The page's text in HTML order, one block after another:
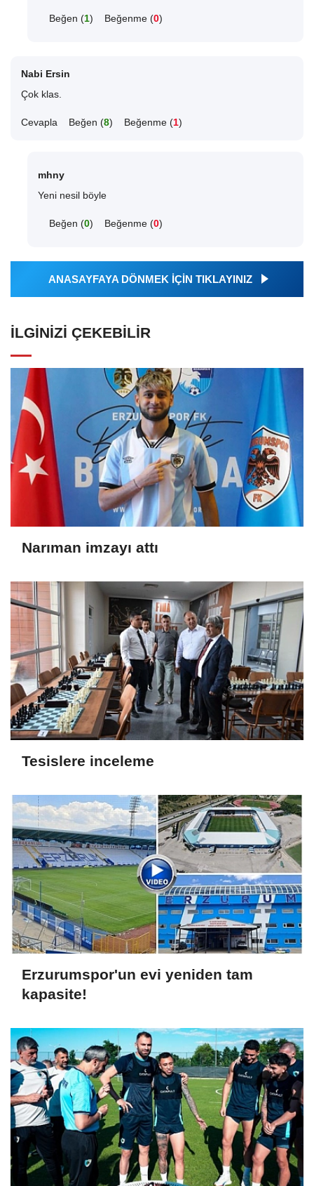
Beğen (1) Beğenme (0)
Nabi Ersin
Çok klas.
Cevapla Beğen (8) Beğenme (1)
mhny
Yeni nesil böyle
Beğen (0) Beğenme (0)
ANASAYFAYA DÖNMEK İÇİN TIKLAYINIZ
İLGINIZI ÇEKEBILIR
Narıman imzayı attı
Tesislere inceleme
Erzurumspor'un evi yeniden tam
kapasite!